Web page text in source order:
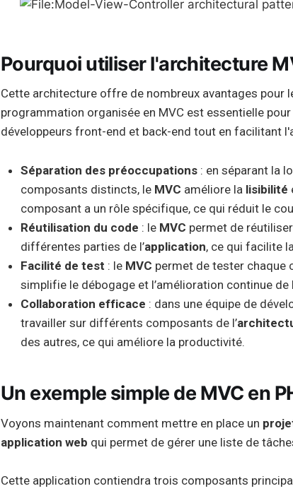
Pourquoi utiliser l'architecture
Cette architecture offre de nombreux avantages pour
programmation organisée en MVC est essentielle
développeurs front-end et back-end tout en facilitant
Séparation des préoccupations : en séparant la
composants distincts, le MVC améliore la lisibilité
composant a un rôle spécifique, ce qui réduit le
Réutilisation du code : le MVC permet de
différentes parties de l’application, ce qui facilite
Facilité de test : le MVC permet de tester chaque
simplifie le débogage et l’amélioration continue de
Collaboration efficace : dans une équipe de
travailler sur différents composants de l’
des autres, ce qui améliore la productivité.
Un exemple simple de MVC en
Voyons maintenant comment mettre en place un
application web qui permet de gérer une liste de
Cette application contiendra trois composants